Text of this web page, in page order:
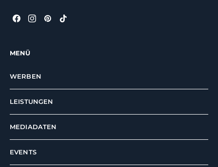
MENÜ
WERBEN
LEISTUNGEN
MEDIADATEN
EVENTS